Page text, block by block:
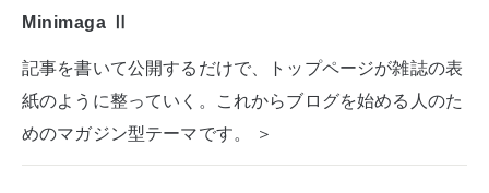
Minimaga Ⅱ
記事を書いて公開するだけで、トップページが雑誌の表
紙のように整っていく。これからブログを始める人のた
めのマガジン型テーマです。 ＞